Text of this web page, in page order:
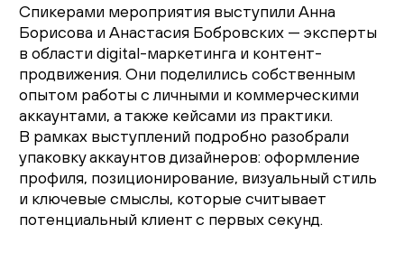
Детская
Кухня
Доставка и оплата
Проекты
Мебель для бизнеса
Спикерами мероприятия выступили Анна
Борисова и Анастасия Бобровских — эксперты
в области digital-маркетинга и контент-
продвижения. Они поделились собственным
опытом работы с личными и коммерческими
аккаунтами, а также кейсами из практики.
В рамках выступлений подробно разобрали
упаковку аккаунтов дизайнеров: оформление
профиля, позиционирование, визуальный стиль
и ключевые смыслы, которые считывает
потенциальный клиент с первых секунд.